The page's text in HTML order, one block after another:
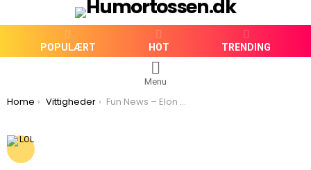
POPULÆRT HOT TRENDING
Menu
You are here:
Home Vittigheder Fun News – Elon Musk sagsøger LEGO – De nægter at lege med mig.